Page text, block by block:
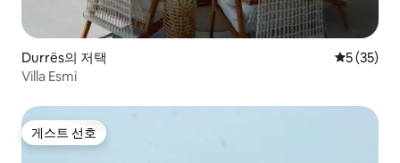
Durrës의 저택 평점 5점
5 (35)
Villa Esmi
게스트 선호
게스트 선호